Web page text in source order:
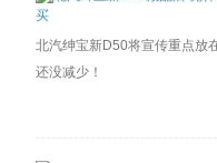
北汽绅宝新D50将宣传重点放
还没减少！